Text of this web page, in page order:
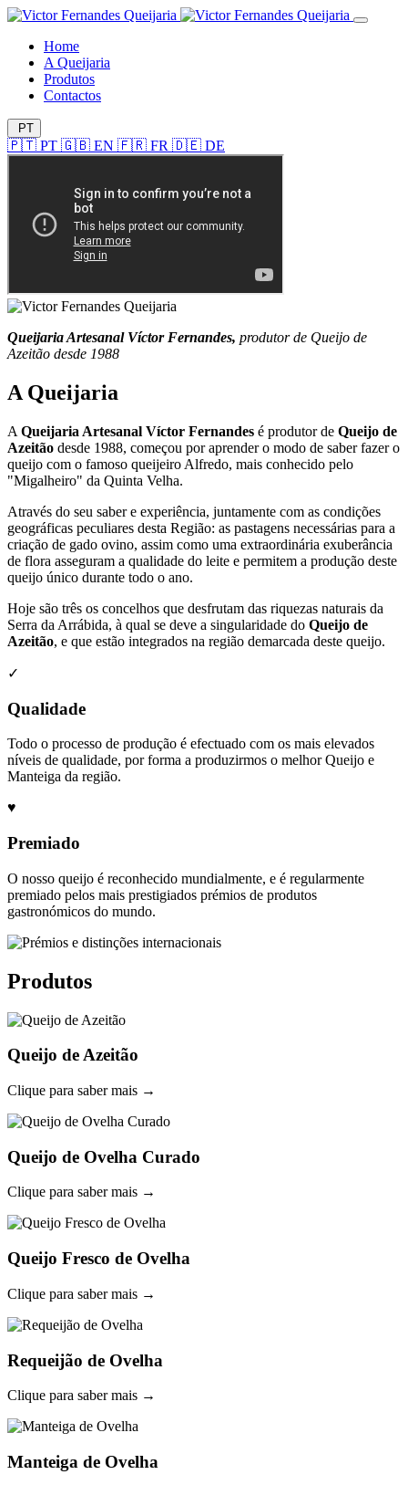
Home
A Queijaria
Produtos
Contactos
PT
🇵🇹 PT 🇬🇧 EN 🇫🇷 FR 🇩🇪 DE
Queijaria Artesanal Víctor Fernandes, produtor de Queijo de
Azeitão desde 1988
A Queijaria
A Queijaria Artesanal Víctor Fernandes é produtor de Queijo de
Azeitão desde 1988, começou por aprender o modo de saber fazer o
queijo com o famoso queijeiro Alfredo, mais conhecido pelo
"Migalheiro" da Quinta Velha.
Através do seu saber e experiência, juntamente com as condições
geográficas peculiares desta Região: as pastagens necessárias para a
criação de gado ovino, assim como uma extraordinária exuberância
de flora asseguram a qualidade do leite e permitem a produção deste
queijo único durante todo o ano.
Hoje são três os concelhos que desfrutam das riquezas naturais da
Serra da Arrábida, à qual se deve a singularidade do Queijo de
Azeitão, e que estão integrados na região demarcada deste queijo.
✓
Qualidade
Todo o processo de produção é efectuado com os mais elevados
níveis de qualidade, por forma a produzirmos o melhor Queijo e
Manteiga da região.
♥
Premiado
O nosso queijo é reconhecido mundialmente, e é regularmente
premiado pelos mais prestigiados prémios de produtos
gastronómicos do mundo.
Produtos
Queijo de Azeitão
Clique para saber mais →
Queijo de Ovelha Curado
Clique para saber mais →
Queijo Fresco de Ovelha
Clique para saber mais →
Requeijão de Ovelha
Clique para saber mais →
Manteiga de Ovelha